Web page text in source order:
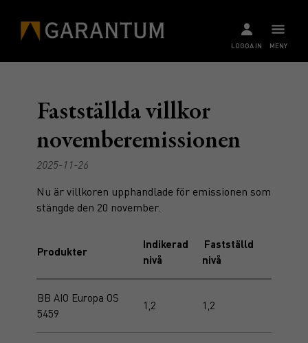
MENY
LOGGA IN
Fastställda villkor
novemberemissionen
2025-11-26
Nu är villkoren upphandlade för emissionen som
stängde den 20 november.
Produkter
Indikerad
nivå
Fastställd
nivå
BB AIO Europa OS
5459
1,2 1,2